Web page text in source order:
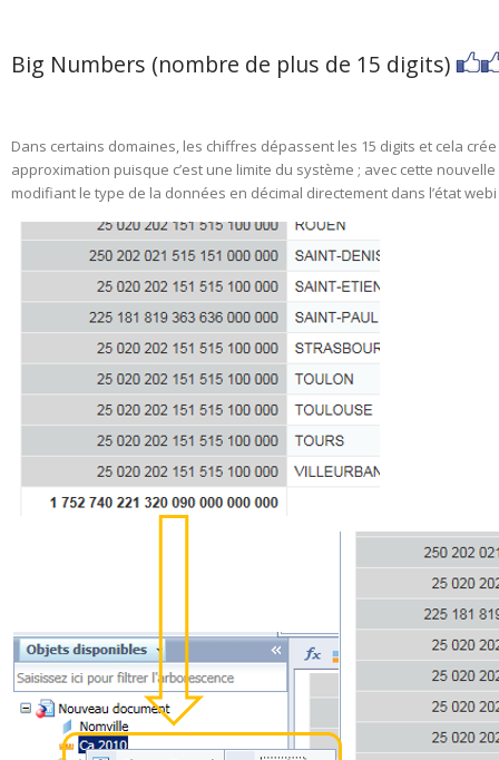
Big Numbers (nombre de plus de 15 digits)
Dans certains domaines, les chiffres dépassent les 15 digits et cela
approximation puisque c’est une limite du système ; avec cette
modifiant le type de la données en décimal directement dans l’état webi